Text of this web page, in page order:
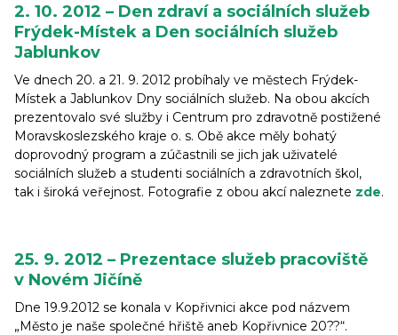
2. 10. 2012 – Den zdraví a sociálních služeb
Frýdek-Místek a Den sociálních služeb
Jablunkov
Ve dnech 20. a 21. 9. 2012 probíhaly ve městech Frýdek-
Místek a Jablunkov Dny sociálních služeb. Na obou akcích
prezentovalo své služby i Centrum pro zdravotně postižené
Moravskoslezského kraje o. s. Obě akce měly bohatý
doprovodný program a zúčastnili se jich jak uživatelé
sociálních služeb a studenti sociálních a zdravotních škol,
tak i široká veřejnost. Fotografie z obou akcí naleznete zde.
25. 9. 2012 – Prezentace služeb pracoviště
v Novém Jičíně
Dne 19.9.2012 se konala v Kopřivnici akce pod názvem
„Město je naše společné hřiště aneb Kopřivnice 20??“.